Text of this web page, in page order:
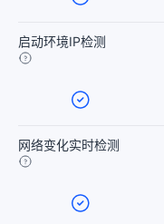
启动环境IP检测
网络变化实时检测